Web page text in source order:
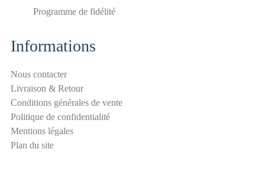
r
t
é
E
-
m
a
Programme de fidélité
Informations
Nous contacter
Livraison & Retour
Conditions générales de vente
Politique de confidentialité
Mentions légales
Plan du site